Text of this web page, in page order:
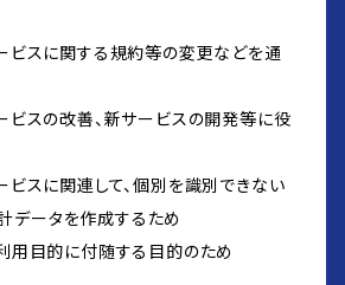
ービスに関する規約等の変更などを通
ービスの改善、新サービスの開発等に役
ービスに関連して、個別を識別できない
データを作成するため
利用目的に付随する目的のため